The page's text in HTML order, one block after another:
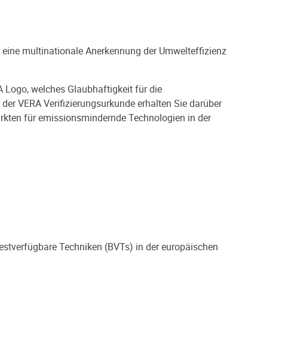
multinationale Anerkennung der Umwelteffizienz
Logo, welches Glaubhaftigkeit für die
VERA Verifizierungsurkunde erhalten Sie darüber
für emissionsmindernde Technologien in der
Techniken (BVTs) in der europäischen